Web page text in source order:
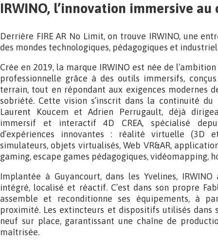
IRWINO, l’innovation immersive
Derrière FIRE AR No Limit, on trouve IRWINO, une
des mondes technologiques, pédagogiques et
Crée en 2019, la marque IRWINO est née de
professionnelle grâce à des outils immersifs,
terrain, tout en répondant aux exigences modernes
sobriété. Cette vision s’inscrit dans la continuité du
Laurent Koucem et Adrien Perrugault, déjà
immersif et interactif 4D CREA, spécialisé
d’expériences innovantes : réalité virtuelle (3D
simulateurs, objets virtualisés, Web VR&AR,
gaming, escape games pédagogiques, vidéomapping,
Implantée à Guyancourt, dans les Yvelines,
intégré, localisé et réactif. C’est dans son propre
assemble et reconditionne ses équipements, à
proximité. Les extincteurs et dispositifs utilisés dans
neuf sur place, garantissant une chaîne de
maîtrisée.